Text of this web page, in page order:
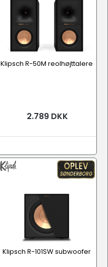
Klipsch R-50M reolhøjttalere
2.789 DKK
Klipsch R-101SW subwoofer